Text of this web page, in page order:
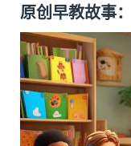
原创早教故事